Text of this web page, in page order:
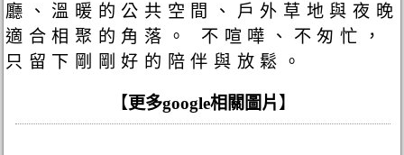
廳、溫暖的公共空間、戶外草地與夜晚
適合相聚的角落。 不喧嘩、不匆忙，
只留下剛剛好的陪伴與放鬆。
【更多google相關圖片 】